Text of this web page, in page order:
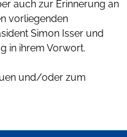
auch zur Erinnerung an
vorliegenden
Simon Isser und
in ihrem Vorwort.
und/oder zum